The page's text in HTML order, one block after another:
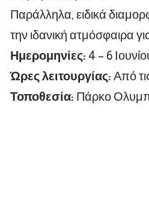
Παράλληλα, ειδικά
την ιδανική ατμόσφαιρα
Ημερομηνίες: 4 – 6
Ώρες λειτουργίας: Από
Τοποθεσία: Πάρκο